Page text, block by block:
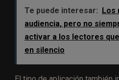
Te puede interesar:
Los
audiencia, pero no
activar a los lectores
en silencio